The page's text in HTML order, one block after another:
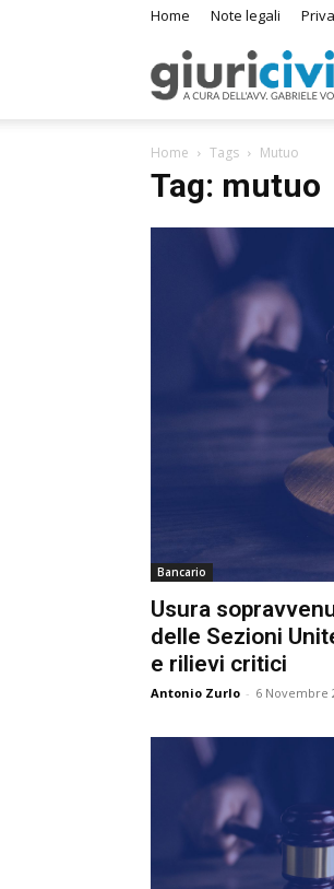
Home Note legali
Home Tags Mutuo
Tag: mutuo
Bancario
Usura
delle Sezioni
e rilievi critici
Antonio Zurlo - 6 Novembre